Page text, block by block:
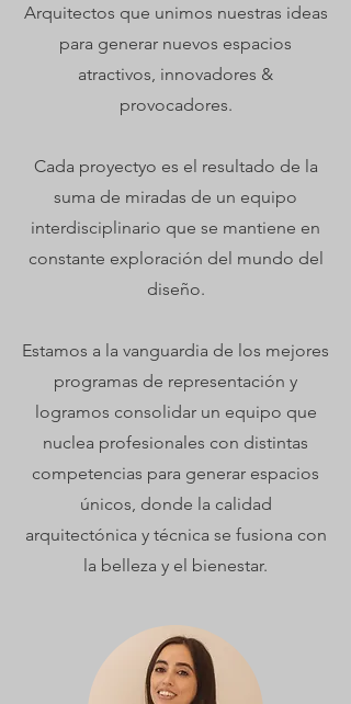
Arquitectos que unimos nuestras ideas
para generar nuevos espacios
atractivos, innovadores &
provocadores.
Cada proyectyo es el resultado de la
suma de miradas de un equipo
interdisciplinario que se mantiene en
constante exploración del mundo del
diseño.
Estamos a la vanguardia de los mejores
programas de representación y
logramos consolidar un equipo que
nuclea profesionales con distintas
competencias para generar espacios
únicos, donde la calidad
arquitectónica y técnica se fusiona con
la belleza y el bienestar.